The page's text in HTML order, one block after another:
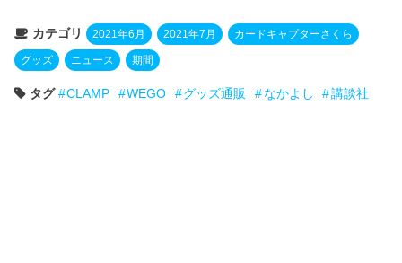
カテゴリ 2021年6月 2021年7月 カードキャプターさくら
グッズ ニュース 期間
タグ CLAMP WEGO グッズ通販 なかよし 講談社